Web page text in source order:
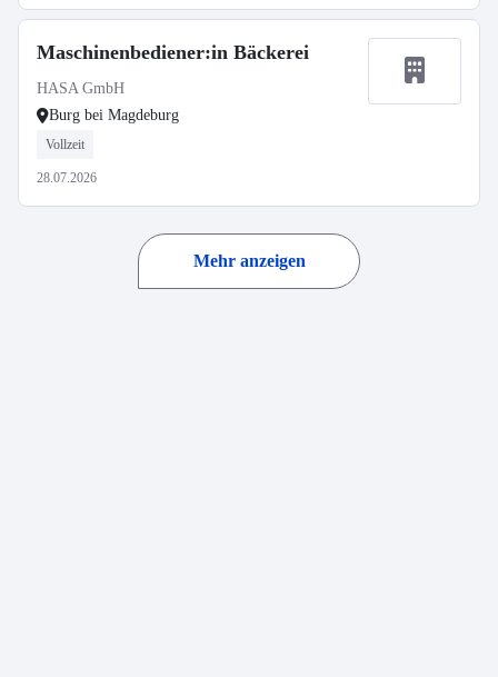
Maschinenbediener:in Bäckerei
HASA GmbH
Burg bei Magdeburg
Vollzeit
28.07.2026
Mehr anzeigen